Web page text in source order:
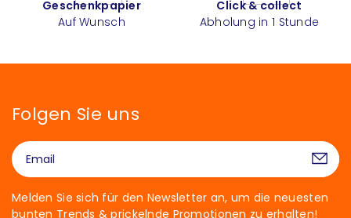
Geschenkpapier
Auf Wunsch
Click & collect
Abholung in 1 Stunde
Folgen Sie uns
Melden Sie sich für den Newsletter an, um die neuesten
bunten Trends & prickelnde Promotionen zu erhalten!